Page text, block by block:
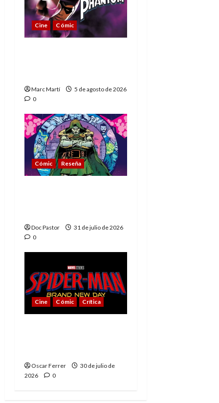
Cine Cómic
Marc Martí
5 de agosto de 2026
0
Cómic Reseña
Doc Pastor
31 de julio de 2026
0
Cine Cómic Crítica
Oscar Ferrer
30 de julio de
2026
0